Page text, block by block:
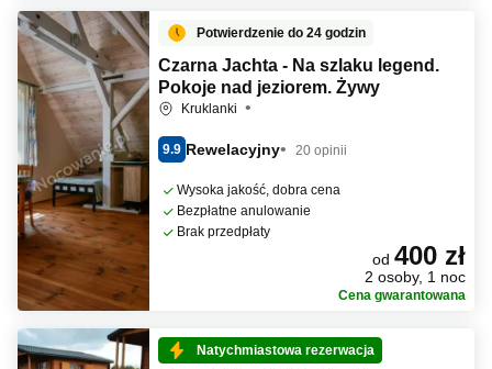
Potwierdzenie do 24 godzin
Czarna Jachta - Na szlaku legend.
Pokoje nad jeziorem. Żywy
Kruklanki
9.9 Rewelacyjny 20 opinii
Wysoka jakość, dobra cena
Bezpłatne anulowanie
Brak przedpłaty
od 400 zł
2 osoby, 1 noc
Cena gwarantowana
Natychmiastowa rezerwacja